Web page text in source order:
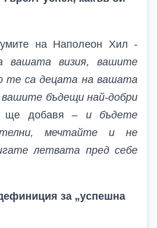
на Наполеон Хил -
вашата визия, вашите
те са децата на вашата
бъдещи най-добри
добавя – и бъдете
мечтайте и не
летвата пред себе
за „успешна